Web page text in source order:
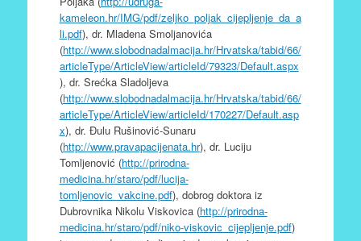
kameleon.hr/IMG/pdf/zeljko_poljak_cijepljenje_da_a
li.pdf), dr. Mladena Smoljanovića
(http://www.slobodnadalmacija.hr/Hrvatska/tabid/66/
articleType/ArticleView/articleId/79323/Default.aspx
), dr. Srećka Sladoljeva
(http://www.slobodnadalmacija.hr/Hrvatska/tabid/66/
articleType/ArticleView/articleId/170227/Default.asp
x), dr. Đulu Rušinović-Sunaru
(http://www.pravapacijenata.hr), dr. Luciju
Tomljenović (http://prirodna-
medicina.hr/staro/pdf/lucija-
tomljenovic_vakcine.pdf), dobrog doktora iz
Dubrovnika Nikolu Viskovica (http://prirodna-
medicina.hr/staro/pdf/niko-viskovic_cijepljenje.pdf)